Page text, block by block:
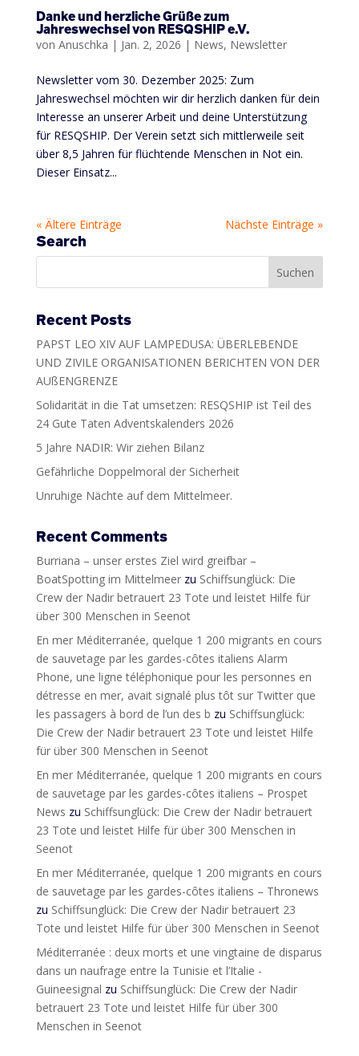
Danke und herzliche Grüße zum
Jahreswechsel von RESQSHIP e.V.
von Anuschka | Jan. 2, 2026 | News, Newsletter
Newsletter vom 30. Dezember 2025: Zum
Jahreswechsel möchten wir dir herzlich danken für dein
Interesse an unserer Arbeit und deine Unterstützung
für RESQSHIP. Der Verein setzt sich mittlerweile seit
über 8,5 Jahren für flüchtende Menschen in Not ein.
Dieser Einsatz...
« Ältere Einträge Nächste Einträge »
Search
Recent Posts
PAPST LEO XIV AUF LAMPEDUSA: ÜBERLEBENDE
UND ZIVILE ORGANISATIONEN BERICHTEN VON DER
AUßENGRENZE
Solidarität in die Tat umsetzen: RESQSHIP ist Teil des
24 Gute Taten Adventskalenders 2026
5 Jahre NADIR: Wir ziehen Bilanz
Gefährliche Doppelmoral der Sicherheit
Unruhige Nächte auf dem Mittelmeer.
Recent Comments
Burriana – unser erstes Ziel wird greifbar –
BoatSpotting im Mittelmeerzu Schiffsunglück: Die
Crew der Nadir betrauert 23 Tote und leistet Hilfe für
über 300 Menschen in Seenot
En mer Méditerranée, quelque 1 200 migrants en cours
de sauvetage par les gardes-côtes italiens Alarm
Phone, une ligne téléphonique pour les personnes en
détresse en mer, avait signalé plus tôt sur Twitter que
les passagers à bord de l’un des b zu Schiffsunglück:
Die Crew der Nadir betrauert 23 Tote und leistet Hilfe
für über 300 Menschen in Seenot
En mer Méditerranée, quelque 1 200 migrants en cours
de sauvetage par les gardes-côtes italiens – Prospet
News zu Schiffsunglück: Die Crew der Nadir betrauert
23 Tote und leistet Hilfe für über 300 Menschen in
Seenot
En mer Méditerranée, quelque 1 200 migrants en cours
de sauvetage par les gardes-côtes italiens – Thronews
zu Schiffsunglück: Die Crew der Nadir betrauert 23
Tote und leistet Hilfe für über 300 Menschen in Seenot
Méditerranée : deux morts et une vingtaine de disparus
dans un naufrage entre la Tunisie et l’Italie -
Guineesignal zu Schiffsunglück: Die Crew der Nadir
betrauert 23 Tote und leistet Hilfe für über 300
Menschen in Seenot